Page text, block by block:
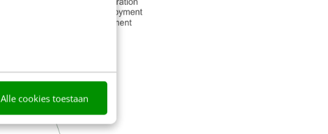
Alle cookies toestaan